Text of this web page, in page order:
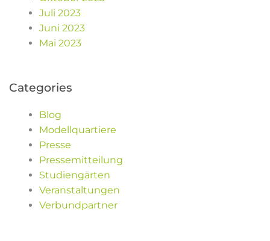
Juli 2023
Juni 2023
Mai 2023
Categories
Blog
Modellquartiere
Presse
Pressemitteilung
Studiengärten
Veranstaltungen
Verbundpartner